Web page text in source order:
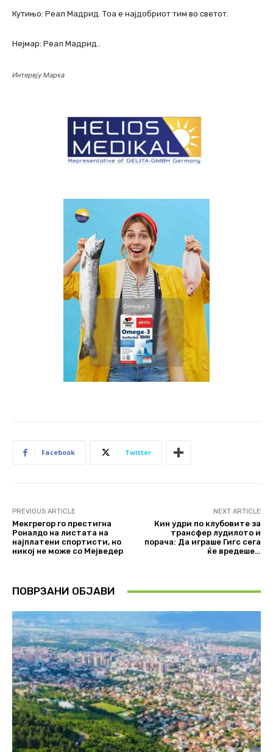
Кутињо: Реал Мадрид. Тоа е најдобриот тим во светот.
Нејмар: Реал Мадрид..
Интервју Марка
Facebook Twitter
PREVIOUS ARTICLE
Мекгрегор го престигна
Роналдо на листата на
најплатени спортисти, но
никој не може со Мејведер
NEXT ARTICLE
Кин удри по клубовите за
трансфер лудилото и
порача: Да играше Гигс сега
ќе вредеше…
ПОВРЗАНИ ОБЈАВИ